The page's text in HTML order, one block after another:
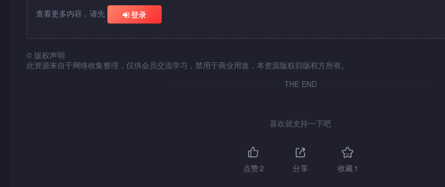
查看更多内容，请先 登录
© 版权声明
此资源来自于网络收集整理，仅供会员交流学习，禁用于商业用途，本资源版权归版权方所有。
THE END
喜欢就支持一下吧
点赞2 分享 收藏1